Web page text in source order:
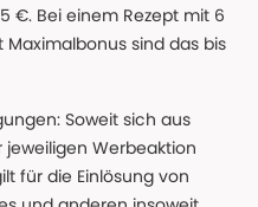
€. Bei einem Rezept mit 6
sind das bis
Soweit sich aus
Werbeaktion
für die Einlösung von